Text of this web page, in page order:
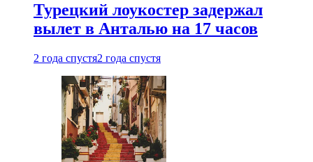
Турецкий лоукостер задержал
вылет в Анталью на 17 часов
2 года спустя2 года спустя